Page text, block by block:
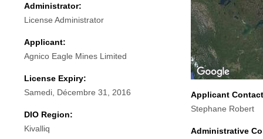
Administrator:
License Administrator
Applicant:
Agnico Eagle Mines Limited
License Expiry:
Samedi, Décembre 31, 2016
DIO Region:
Kivalliq
Applicant
Stephane Robert
Administrative